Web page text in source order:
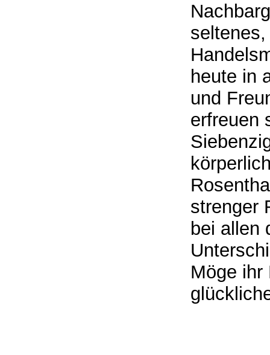
heute in
und
erfreuen
strenger
bei allen
Möge ihr